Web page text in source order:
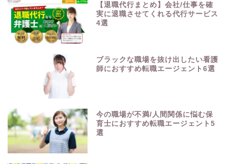
【退職代行まとめ】会社/仕事を確
実に退職させてくれる代行サービス
4選
ブラックな職場を抜け出したい看護
師におすすめ転職エージェント6選
今の職場が不満/人間関係に悩む保
育士におすすめ転職エージェント5
選